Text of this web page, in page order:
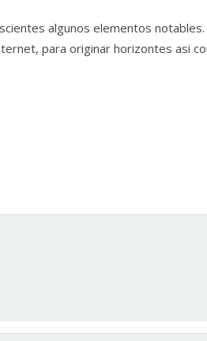
algunos elementos
para originar horizontes asi